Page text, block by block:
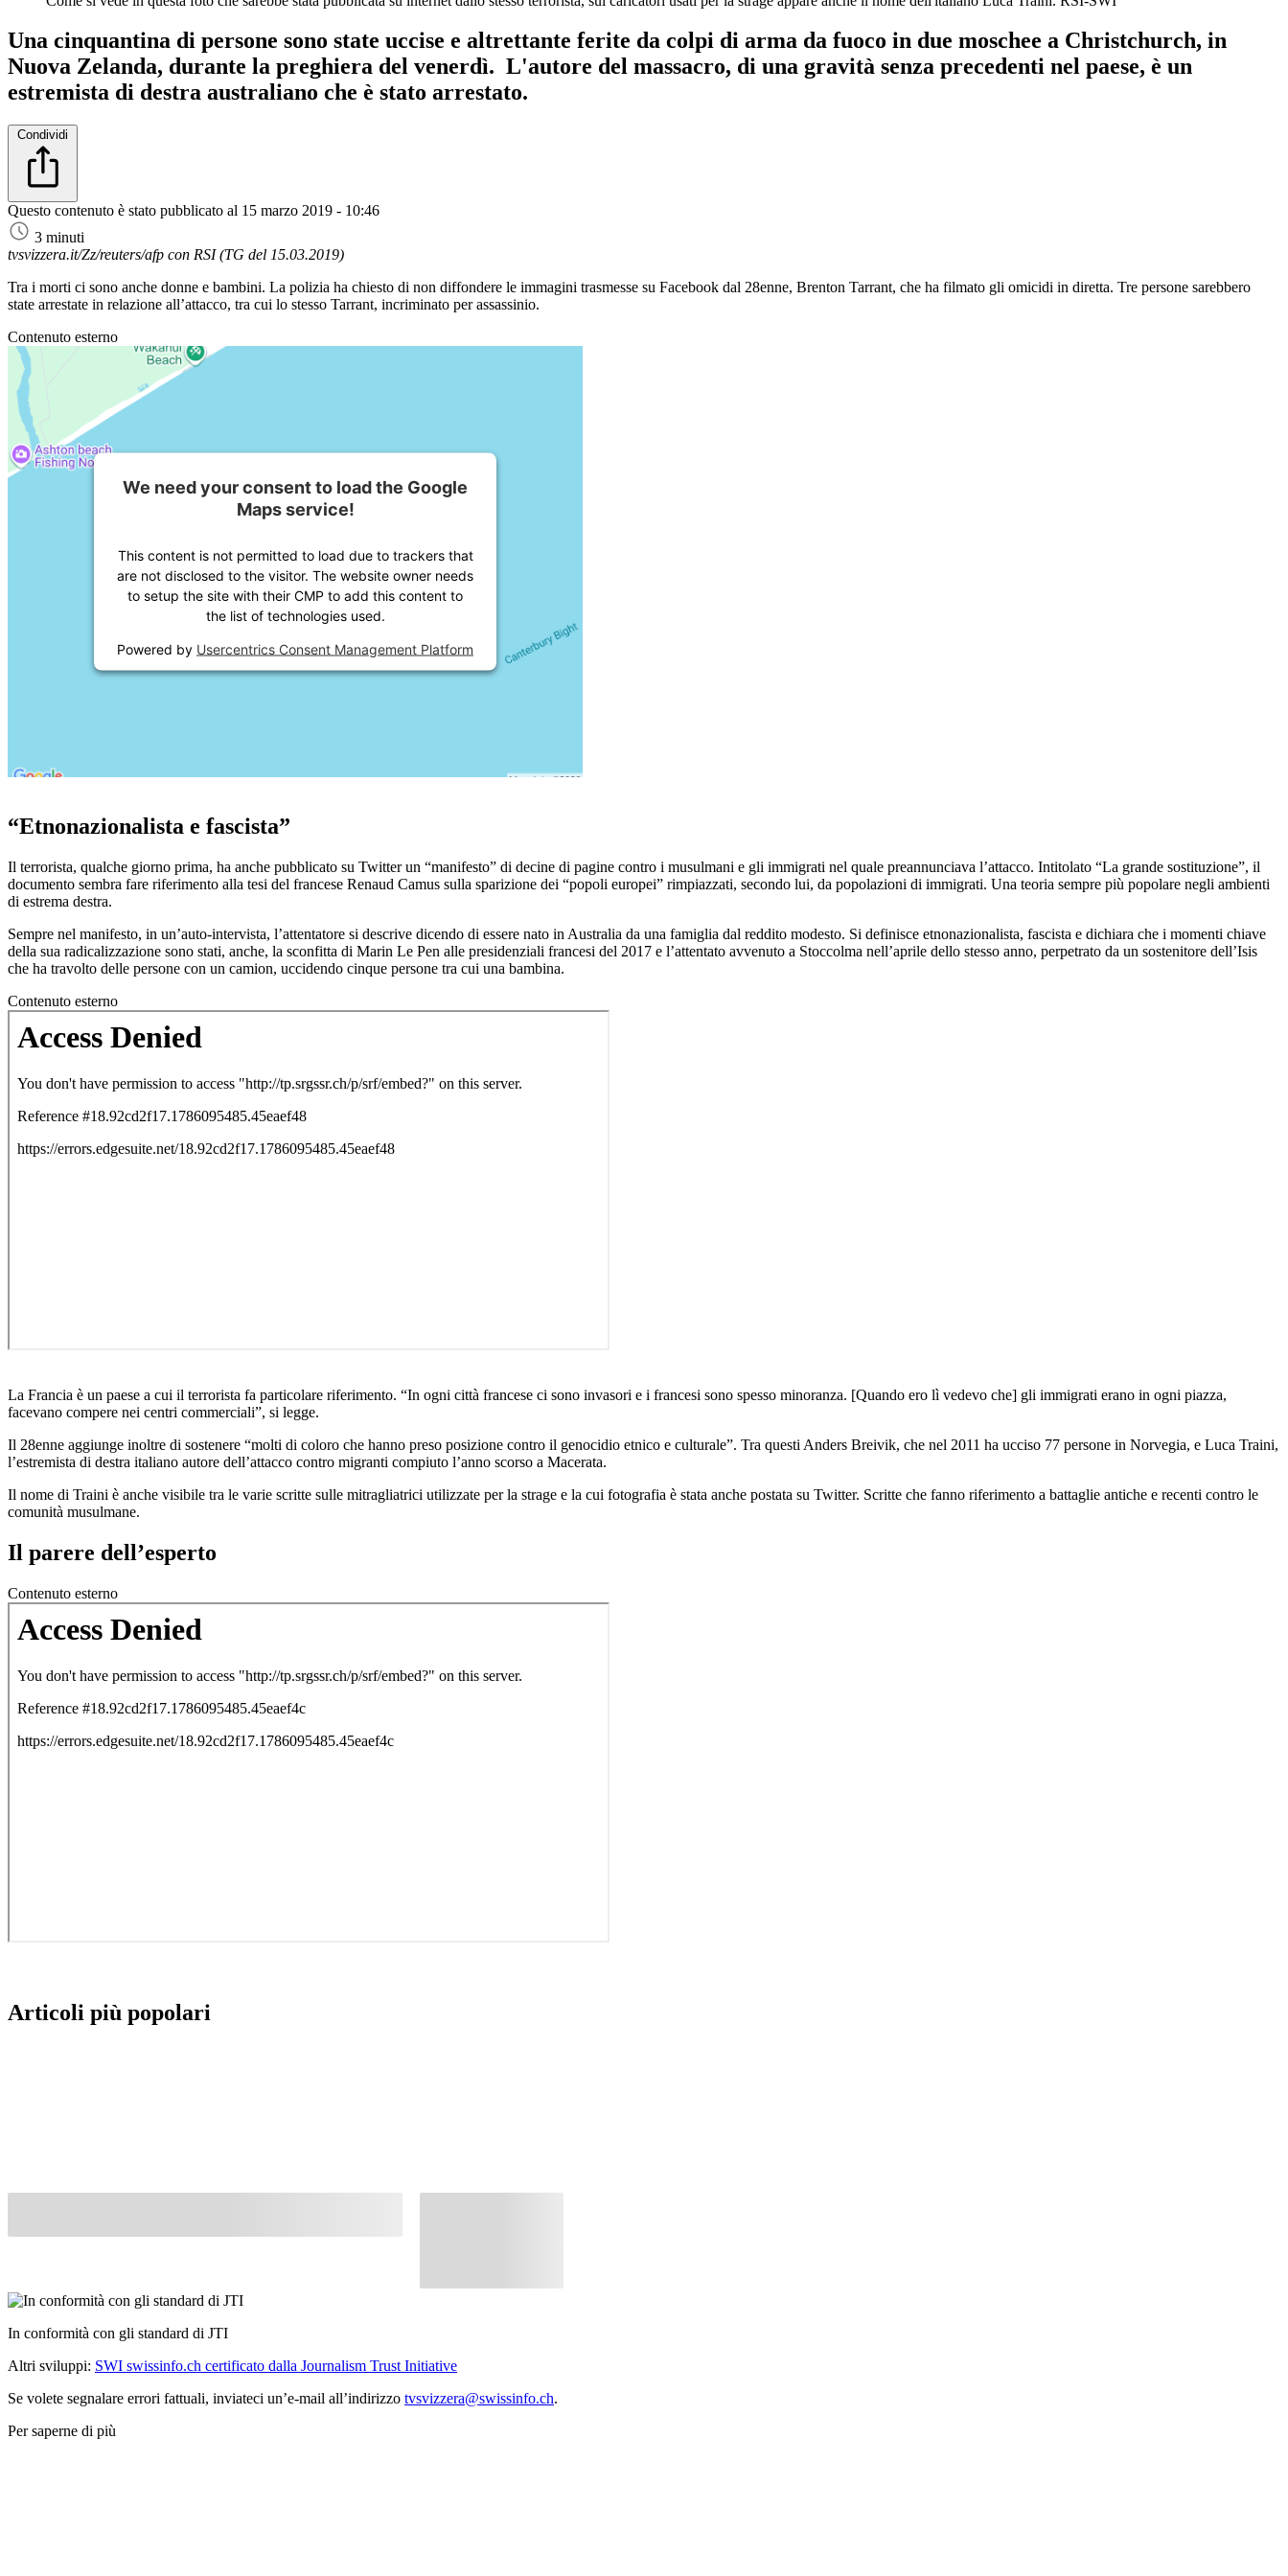
Una cinquantina di persone sono state uccise e altrettante ferite da colpi di arma da fuoco in due moschee a Christchurch, in
Nuova Zelanda, durante la preghiera del venerdì. L'autore del massacro, di una gravità senza precedenti nel paese, è un
estremista di destra australiano che è stato arrestato.
Condividi
Questo contenuto è stato pubblicato al 15 marzo 2019 - 10:46
3 minuti
tvsvizzera.it/Zz/reuters/afp con RSI (TG del 15.03.2019)
Tra i morti ci sono anche donne e bambini. La polizia ha chiesto di non diffondere le immagini trasmesse su Facebook dal 28enne, Brenton Tarrant, che ha filmato gli omicidi in diretta. Tre persone sarebbero
state arrestate in relazione all’attacco, tra cui lo stesso Tarrant, incriminato per assassinio.
Contenuto esterno
We need your consent to load the Google
Maps service!
This content is not permitted to load due to trackers that
are not disclosed to the visitor. The website owner needs
to setup the site with their CMP to add this content to
the list of technologies used.
Powered by Usercentrics Consent Management Platform
“Etnonazionalista e fascista”
Il terrorista, qualche giorno prima, ha anche pubblicato su Twitter un “manifesto” di decine di pagine contro i musulmani e gli immigrati nel quale preannunciava l’attacco. Intitolato “La grande sostituzione”, il
documento sembra fare riferimento alla tesi del francese Renaud Camus sulla sparizione dei “popoli europei” rimpiazzati, secondo lui, da popolazioni di immigrati. Una teoria sempre più popolare negli ambienti
di estrema destra.
Sempre nel manifesto, in un’auto-intervista, l’attentatore si descrive dicendo di essere nato in Australia da una famiglia dal reddito modesto. Si definisce etnonazionalista, fascista e dichiara che i momenti chiave
della sua radicalizzazione sono stati, anche, la sconfitta di Marin Le Pen alle presidenziali francesi del 2017 e l’attentato avvenuto a Stoccolma nell’aprile dello stesso anno, perpetrato da un sostenitore dell’Isis
che ha travolto delle persone con un camion, uccidendo cinque persone tra cui una bambina.
Contenuto esterno
La Francia è un paese a cui il terrorista fa particolare riferimento. “In ogni città francese ci sono invasori e i francesi sono spesso minoranza. [Quando ero lì vedevo che] gli immigrati erano in ogni piazza,
facevano compere nei centri commerciali”, si legge.
Il 28enne aggiunge inoltre di sostenere “molti di coloro che hanno preso posizione contro il genocidio etnico e culturale”. Tra questi Anders Breivik, che nel 2011 ha ucciso 77 persone in Norvegia, e Luca Traini,
l’estremista di destra italiano autore dell’attacco contro migranti compiuto l’anno scorso a Macerata.
Il nome di Traini è anche visibile tra le varie scritte sulle mitragliatrici utilizzate per la strage e la cui fotografia è stata anche postata su Twitter. Scritte che fanno riferimento a battaglie antiche e recenti contro le
comunità musulmane.
Il parere dell’esperto
Contenuto esterno
Articoli più popolari
In conformità con gli standard di JTI
Altri sviluppi: SWI swissinfo.ch certificato dalla Journalism Trust Initiative
Se volete segnalare errori fattuali, inviateci un’e-mail all’indirizzo tvsvizzera@swissinfo.ch.
Per saperne di più